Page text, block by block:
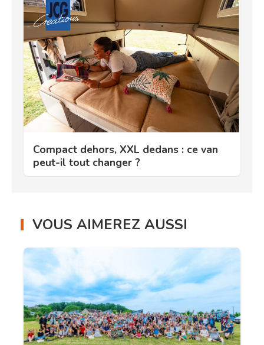
Compact dehors, XXL dedans : ce van
peut-il tout changer ?
VOUS AIMEREZ AUSSI